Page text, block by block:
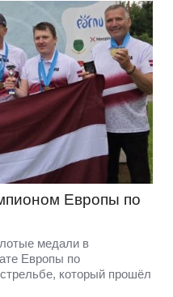
Европы по
медали в
Европы по
который прошёл